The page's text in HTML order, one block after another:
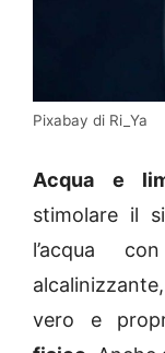
Pixabay di Ri_Ya
Acqua e
stimolare il
l’acqua
vero e